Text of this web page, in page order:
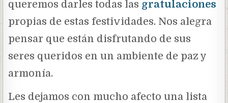
queremos darles todas las gratulaciones
propias de estas festividades. Nos alegra
pensar que están disfrutando de sus
seres queridos en un ambiente de paz y
armonía.
Les dejamos con mucho afecto una lista